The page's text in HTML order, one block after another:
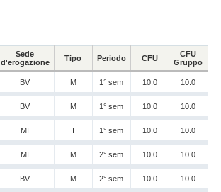
Sede
d'erogazione
Tipo Periodo CFU
CFU
Gruppo
BV M 1° sem 10.0 10.0
BV M 1° sem 10.0 10.0
MI I 1° sem 10.0 10.0
MI M 2° sem 10.0 10.0
BV M 2° sem 10.0 10.0